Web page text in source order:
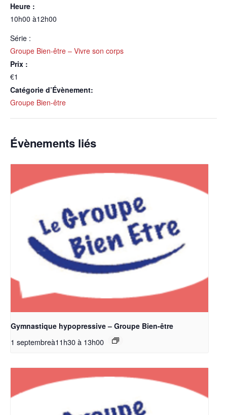
Heure :
10h00 à12h00
Série :
Groupe Bien-être – Vivre son corps
Prix :
€1
Catégorie d’Évènement:
Groupe Bien-être
Évènements liés
Gymnastique hypopressive – Groupe Bien-être
1 septembreà11h30à 13h00